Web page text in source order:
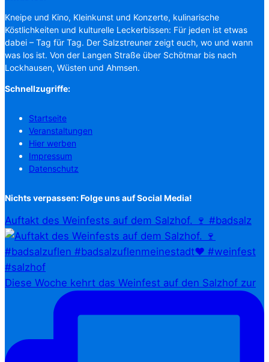
Kneipe und Kino, Kleinkunst und Konzerte, kulinarische
Köstlichkeiten und kulturelle Leckerbissen: Für jeden ist etwas
dabei – Tag für Tag. Der Salzstreuner zeigt euch, wo und wann
was los ist. Von der Langen Straße über Schötmar bis nach
Lockhausen, Wüsten und Ahmsen.
Schnellzugriffe:
Startseite
Veranstaltungen
Hier werben
Impressum
Datenschutz
Nichts verpassen: Folge uns auf Social Media!
Auftakt des Weinfests auf dem Salzhof. 🍷 #badsalz
Diese Woche kehrt das Weinfest auf den Salzhof zur